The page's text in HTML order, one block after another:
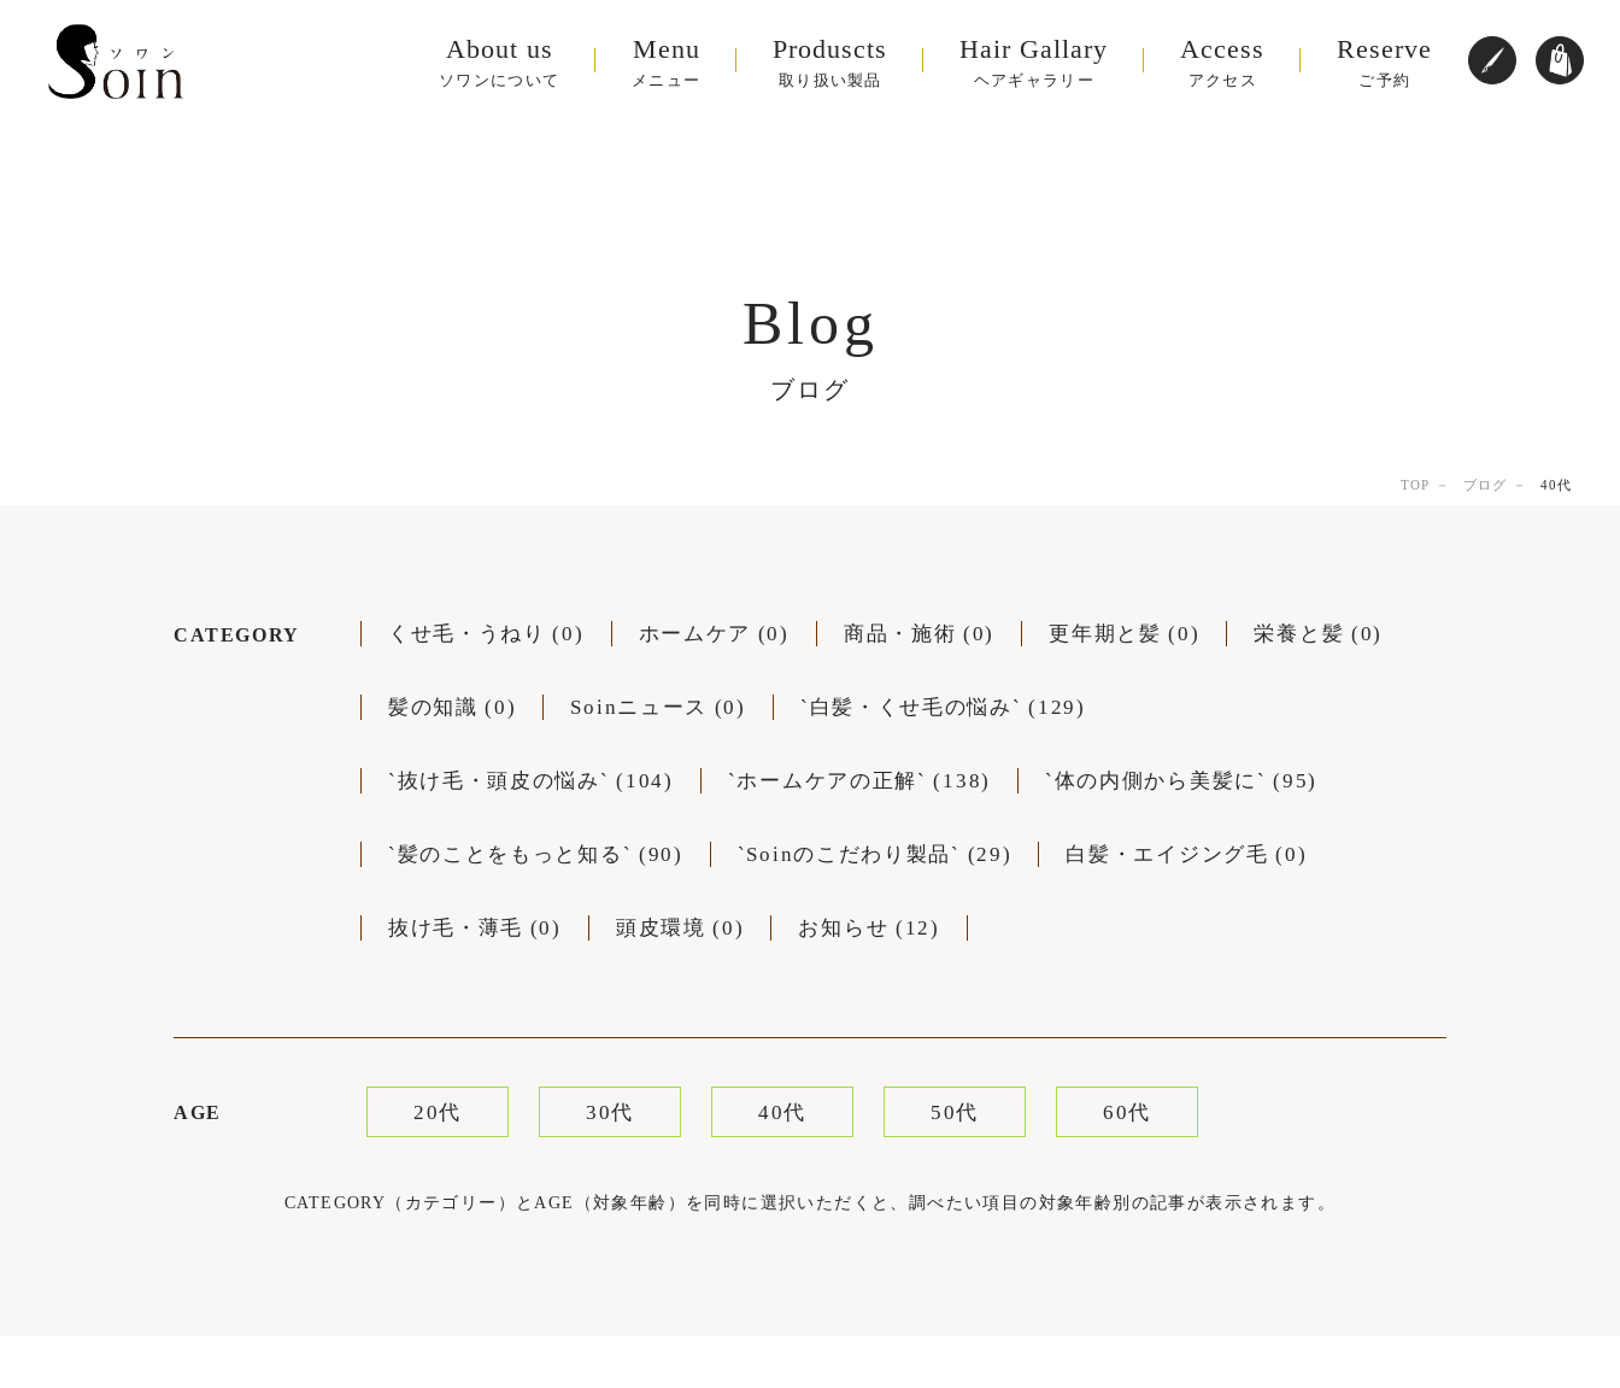
About us
ソワンについて
Menu
メニュー
Produscts
取り扱い製品
Hair Gallary
ヘアギャラリー
Access
アクセス
Reserve
ご予約
Blog
ブログ
TOP ブログ 40代
CATEGORY くせ毛・うねり (0) ホームケア (0) 商品・施術 (0) 更年期と髪 (0) 栄養と髪 (0)
髪の知識 (0) Soinニュース (0) `白髪・くせ毛の悩み` (129)
`抜け毛・頭皮の悩み` (104) `ホームケアの正解` (138) `体の内側から美髪に` (95)
`髪のことをもっと知る` (90) `Soinのこだわり製品` (29) 白髪・エイジング毛 (0)
抜け毛・薄毛 (0) 頭皮環境 (0) お知らせ (12)
AGE 20代 30代 40代 50代 60代
CATEGORY（カテゴリー）とAGE（対象年齢）を同時に選択いただくと、調べたい項目の対象年齢別の記事が表示されます。